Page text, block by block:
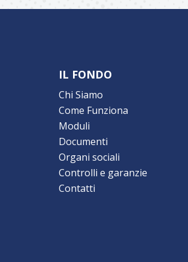
IL FONDO
Chi Siamo
Come Funziona
Moduli
Documenti
Organi sociali
Controlli e garanzie
Contatti